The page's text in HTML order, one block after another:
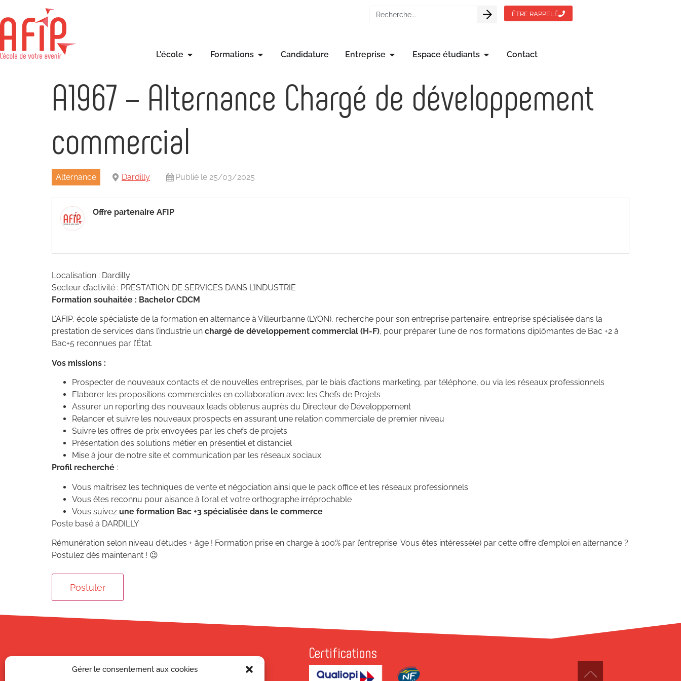
Gérer le consentement aux cookies
ÊTRE RAPPELÉ
L'école Formations Candidature Entreprise Espace étudiants Contact
A1967 – Alternance Chargé de développement
commercial
Alternance Dardilly Publié le 25/03/2025
Offre partenaire AFIP
Localisation : Dardilly
Secteur d’activité : PRESTATION DE SERVICES DANS L’INDUSTRIE
Formation souhaitée : Bachelor CDCM
L’AFIP, école spécialiste de la formation en alternance à Villeurbanne (LYON), recherche pour son entreprise partenaire, entreprise spécialisée dans la
prestation de services dans l’industrie un chargé de développement commercial (H-F), pour préparer l’une de nos formations diplômantes de Bac +2 à
Bac+5 reconnues par l’État.
Vos missions :
Prospecter de nouveaux contacts et de nouvelles entreprises, par le biais d’actions marketing, par téléphone, ou via les réseaux professionnels
Elaborer les propositions commerciales en collaboration avec les Chefs de Projets
Assurer un reporting des nouveaux leads obtenus auprès du Directeur de Développement
Relancer et suivre les nouveaux prospects en assurant une relation commerciale de premier niveau
Suivre les offres de prix envoyées par les chefs de projets
Présentation des solutions métier en présentiel et distanciel
Mise à jour de notre site et communication par les réseaux sociaux
Profil recherché :
Vous maitrisez les techniques de vente et négociation ainsi que le pack office et les réseaux professionnels
Vous êtes reconnu pour aisance à l’oral et votre orthographe irréprochable
Vous suivez une formation Bac +3 spécialisée dans le commerce
Poste basé à DARDILLY
Rémunération selon niveau d’études + âge ! Formation prise en charge à 100% par l’entreprise. Vous êtes intéressé(e) par cette offre d’emploi en alternance ?
Postulez dès maintenant ! 😉
CAMPUS AFIP
Certifications